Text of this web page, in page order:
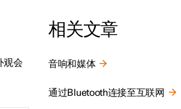
观会
相关文章
音响和媒体
通过Bluetooth连接至互联网